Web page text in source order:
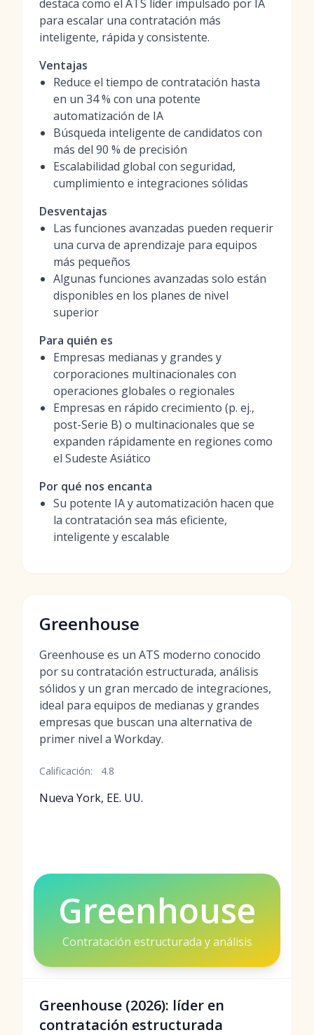
destaca como el ATS líder impulsado por IA
para escalar una contratación más
inteligente, rápida y consistente.
Ventajas
Reduce el tiempo de contratación hasta
en un 34 % con una potente
automatización de IA
Búsqueda inteligente de candidatos con
más del 90 % de precisión
Escalabilidad global con seguridad,
cumplimiento e integraciones sólidas
Desventajas
Las funciones avanzadas pueden requerir
una curva de aprendizaje para equipos
más pequeños
Algunas funciones avanzadas solo están
disponibles en los planes de nivel
superior
Para quién es
Empresas medianas y grandes y
corporaciones multinacionales con
operaciones globales o regionales
Empresas en rápido crecimiento (p. ej.,
post-Serie B) o multinacionales que se
expanden rápidamente en regiones como
el Sudeste Asiático
Por qué nos encanta
Su potente IA y automatización hacen que
la contratación sea más eficiente,
inteligente y escalable
Greenhouse
Greenhouse es un ATS moderno conocido
por su contratación estructurada, análisis
sólidos y un gran mercado de integraciones,
ideal para equipos de medianas y grandes
empresas que buscan una alternativa de
primer nivel a Workday.
Calificación: 4.8
Nueva York, EE. UU.
Greenhouse
Contratación estructurada y análisis
Greenhouse (2026): líder en
contratación estructurada